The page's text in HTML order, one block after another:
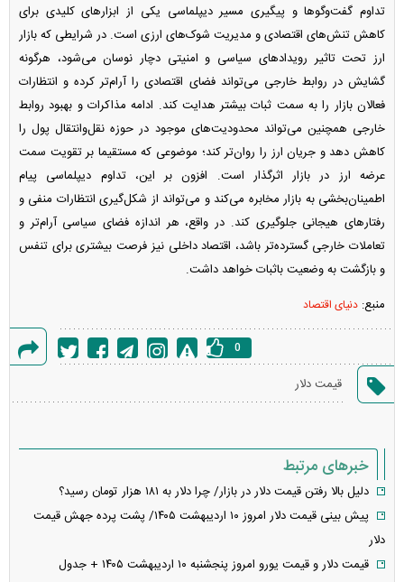
تداوم گفت‌وگوها و پیگیری مسیر دیپلماسی یکی از ابزارهای کلیدی برای
کاهش تنش‌های اقتصادی و مدیریت شوک‌های ارزی است. در شرایطی که بازار
ارز تحت تاثیر رویدادهای سیاسی و امنیتی دچار نوسان می‌شود، هرگونه
گشایش در روابط خارجی می‌تواند فضای اقتصادی را آرام‌تر کرده و انتظارات
فعالان بازار را به سمت ثبات بیشتر هدایت کند. ادامه مذاکرات و بهبود روابط
خارجی همچنین می‌تواند محدودیت‌های موجود در حوزه نقل‌وانتقال پول را
کاهش دهد و جریان ارز را روان‌تر کند؛ موضوعی که مستقیما بر تقویت سمت
عرضه ارز در بازار اثرگذار است. افزون بر این، تداوم دیپلماسی پیام
اطمینان‌بخشی به بازار مخابره می‌کند و می‌تواند از شکل‌گیری انتظارات منفی و
رفتارهای هیجانی جلوگیری کند. در واقع، هر اندازه فضای سیاسی آرام‌تر و
تعاملات خارجی گسترده‌تر باشد، اقتصاد داخلی نیز فرصت بیشتری برای تنفس
و بازگشت به وضعیت باثبات خواهد داشت.
منبع: دنیای اقتصاد
خطا
0
قیمت دلار
خبرهای مرتبط
دلیل بالا رفتن قیمت دلار در بازار/ چرا دلار به ۱۸۱ هزار تومان رسید؟
پیش بینی قیمت دلار امروز ۱۰ اردیبهشت ۱۴۰۵/ پشت پرده جهش قیمت
دلار
قیمت دلار و قیمت یورو امروز پنجشنبه ۱۰ اردیبهشت ۱۴۰۵ + جدول